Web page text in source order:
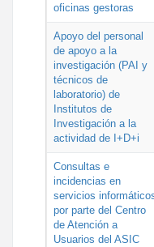
oficinas gestoras
Apoyo del personal
de apoyo a la
investigación (PAI y
técnicos de
laboratorio) de
Institutos de
Investigación a la
actividad de I+D+i
Consultas e
incidencias en
servicios
por parte del Centro
de Atención a
Usuarios del ASIC